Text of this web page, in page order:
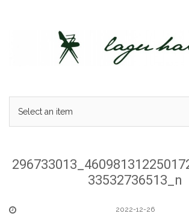
33532736513_n
2022-12-26